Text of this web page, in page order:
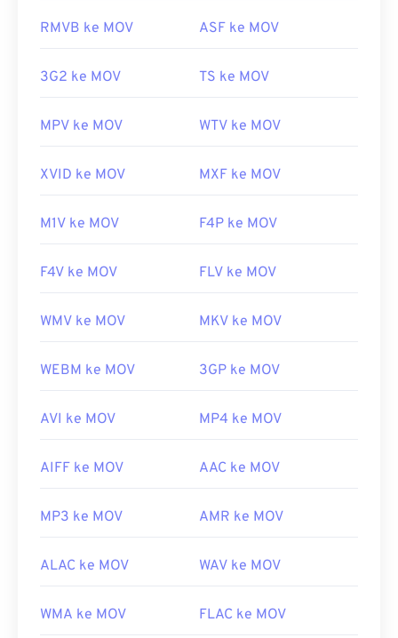
https://www.xiph.org/
tidak terkait, yang satu sudah usang dan yang
dapat dibuka di QuickTime.
Tautan yang berguna:
https://developer.apple.com/library/archive/
RMVB ke MOV ASF ke MOV
3G2 ke MOV TS ke MOV
MPV ke MOV WTV ke MOV
XVID ke MOV MXF ke MOV
M1V ke MOV F4P ke MOV
F4V ke MOV FLV ke MOV
WMV ke MOV MKV ke MOV
WEBM ke MOV 3GP ke MOV
AVI ke MOV MP4 ke MOV
AIFF ke MOV AAC ke MOV
MP3 ke MOV AMR ke MOV
ALAC ke MOV WAV ke MOV
WMA ke MOV FLAC ke MOV